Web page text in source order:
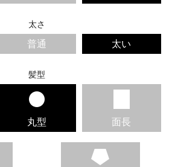
太さ
普通 太い
髪型
丸型 面長